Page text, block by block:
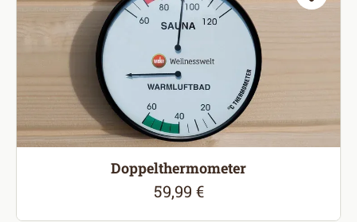
Doppelthermometer
Regulärer Preis:
59,99 €